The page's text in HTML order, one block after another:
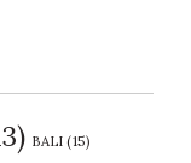
BALI (15)